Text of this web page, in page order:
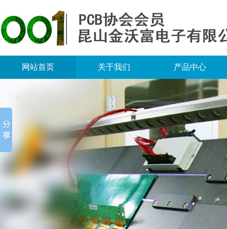
网站首页 关于我们 产品中心